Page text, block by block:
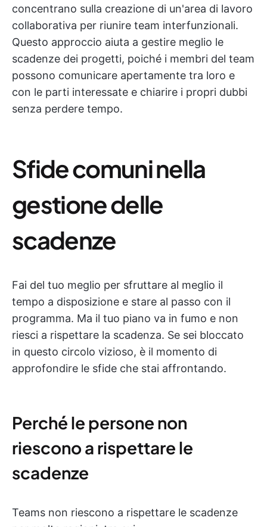
concentrano sulla creazione di un'area di lavoro
collaborativa per riunire team interfunzionali.
Questo approccio aiuta a gestire meglio le
scadenze dei progetti, poiché i membri del team
possono comunicare apertamente tra loro e
con le parti interessate e chiarire i propri dubbi
senza perdere tempo.
Sfide comuni nella
gestione delle
scadenze
Fai del tuo meglio per sfruttare al meglio il
tempo a disposizione e stare al passo con il
programma. Ma il tuo piano va in fumo e non
riesci a rispettare la scadenza. Se sei bloccato
in questo circolo vizioso, è il momento di
approfondire le sfide che stai affrontando.
Perché le persone non
riescono a rispettare le
scadenze
Teams non riescono a rispettare le scadenze